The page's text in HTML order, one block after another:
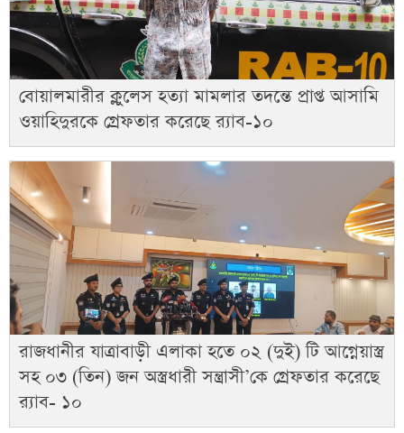
বোয়ালমারীর ক্লুলেস হত্যা মামলার তদন্তে প্রাপ্ত আসামি
ওয়াহিদুরকে গ্রেফতার করেছে র‌্যাব-১০
রাজধানীর যাত্রাবাড়ী এলাকা হতে ০২ (দুই) টি আগ্নেয়াস্ত্র
সহ ০৩ (তিন) জন অস্ত্রধারী সন্ত্রাসী’কে গ্রেফতার করেছে
র‌্যাব- ১০